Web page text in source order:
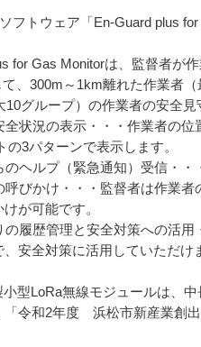
フトウェア「En-Guard plus
for Gas Monitorは、監督者が
、300m～1km離れた作業者
10グループ）の作業者の安全見
全状況の表示・・・作業者の
の3パターンで表示します。
のヘルプ（緊急通知）受信・
呼びかけ・・・監督者は作業
が可能です。
の履歴管理と安全対策への活
安全対策に活用していただけ
小型LoRa無線モジュールは、
「令和2年度 浜松市新産業創出